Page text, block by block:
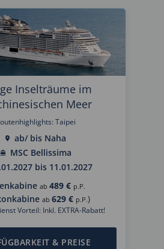
Inselträume im
Meer
Taipei
ab/ bis Naha
MSC Bellissima
bis 11.01.2027
ab 489 € p.P.
ab 629 € p.P.)
Vorteil: Inkl. EXTRA-Rabatt!
& PREISE